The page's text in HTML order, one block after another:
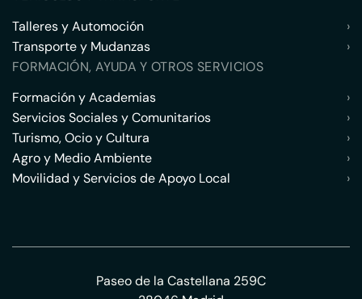
Talleres y Automoción
›
Transporte y Mudanzas
›
FORMACIÓN, AYUDA Y OTROS SERVICIOS
Formación y Academias
›
Servicios Sociales y Comunitarios
›
Turismo, Ocio y Cultura
›
Agro y Medio Ambiente
›
Movilidad y Servicios de Apoyo Local
›
Paseo de la Castellana 259C